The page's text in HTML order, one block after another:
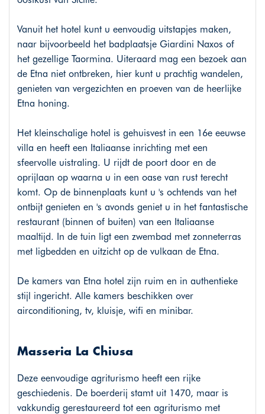
Vanuit het hotel kunt u eenvoudig uitstapjes maken,
naar bijvoorbeeld het badplaatsje Giardini Naxos of
het gezellige Taormina. Uiteraard mag een bezoek aan
de Etna niet ontbreken, hier kunt u prachtig wandelen,
genieten van vergezichten en proeven van de heerlijke
Etna honing.
Het kleinschalige hotel is gehuisvest in een 16e eeuwse
villa en heeft een Italiaanse inrichting met een
sfeervolle uistraling. U rijdt de poort door en de
oprijlaan op waarna u in een oase van rust terecht
komt. Op de binnenplaats kunt u 's ochtends van het
ontbijt genieten en 's avonds geniet u in het fantastische
restaurant (binnen of buiten) van een Italiaanse
maaltijd. In de tuin ligt een zwembad met zonneterras
met ligbedden en uitzicht op de vulkaan de Etna.
De kamers van Etna hotel zijn ruim en in authentieke
stijl ingericht. Alle kamers beschikken over
airconditioning, tv, kluisje, wifi en minibar.
Masseria La Chiusa
Deze eenvoudige agriturismo heeft een rijke
geschiedenis. De boerderij stamt uit 1470, maar is
vakkundig gerestaureerd tot een agriturismo met